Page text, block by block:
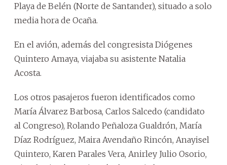
Playa de Belén (Norte de Santander), situado a solo
media hora de Ocaña.
En el avión, además del congresista Diógenes
Quintero Amaya, viajaba su asistente Natalia
Acosta.
Los otros pasajeros fueron identificados como
María Álvarez Barbosa, Carlos Salcedo (candidato
al Congreso), Rolando Peñaloza Gualdrón, María
Díaz Rodríguez, Maira Avendaño Rincón, Anayisel
Quintero, Karen Parales Vera, Anirley Julio Osorio,